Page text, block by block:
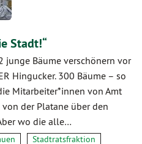
Stadt!“
junge Bäume verschönern vor
Hingucker. 300 Bäume – so
Mitarbeiter*innen von Amt
der Platane über den
wo die alle…
Stadtratsfraktion